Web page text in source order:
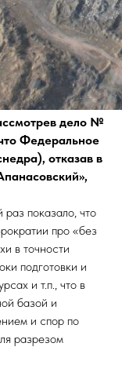
дело №
Федеральное
отказав в
показало, что
про «без
в точности
подготовки и
и т.п., что в
базой и
и спор по
разрезом